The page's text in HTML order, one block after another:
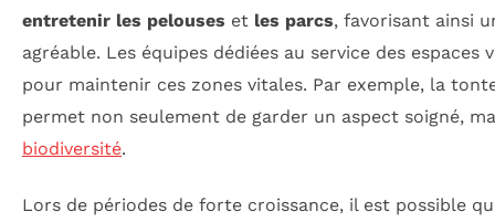
entretenir les pelouses et les parcs, favorisant ainsi
agréable. Les équipes dédiées au service des
pour maintenir ces zones vitales. Par exemple, la
permet non seulement de garder un aspect soigné,
biodiversité.
Lors de périodes de forte croissance, il est possible